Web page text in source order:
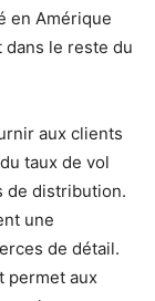
en Amérique
dans le reste du
aux clients
taux de vol
de distribution.
une
de détail.
permet aux